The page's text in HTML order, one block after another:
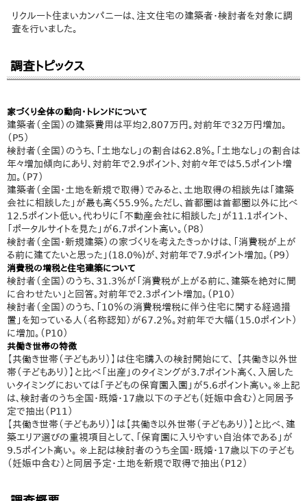
リクルート住まいカンパニーは、注文住宅の建築者・検討者を対象に調
査を行いました。
調査トピックス
家づくり全体の動向・トレンドについて
建築者（全国）の建築費用は平均2,807万円。対前年で32万円増加。
（P5）
検討者（全国）のうち、「土地なし」の割合は62.8％。「土地なし」の割合は
年々増加傾向にあり、対前年で2.9ポイント、対前々年では5.5ポイント増
加。（P7）
建築者（全国・土地を新規で取得）でみると、土地取得の相談先は「建築
会社に相談した」が最も高く55.9％。ただし、首都圏は首都圏以外に比べ
12.5ポイント低い。代わりに「不動産会社に相談した」が11.1ポイント、
「ポータルサイトを見た」が6.7ポイント高い。（P8）
検討者（全国・新規建築）の家づくりを考えたきっかけは、「消費税が上が
る前に建てたいと思った」(18.0%)が、対前年で7.9ポイント増加。（P9）
消費税の増税と住宅建築について
検討者（全国）のうち、31.3％が「消費税が上がる前に、建築を絶対に間
に合わせたい」と回答。対前年で2.3ポイント増加。（P10）
検討者（全国）のうち、「10％の消費税増税に伴う住宅に関する経過措
置」を知っている人（名称認知）が67.2％。対前年で大幅（15.0ポイント）
に増加。（P10）
共働き世帯の特徴
【共働き世帯（子どもあり）】は住宅購入の検討開始にて、 【共働き以外世
帯（子どもあり）】と比べ「出産」のタイミングが3.7ポイント高く、入居した
いタイミングにおいては「子どもの保育園入園」が5.6ポイント高い。※上記
は、検討者のうち全国・既婚・17歳以下の子ども（妊娠中含む）と同居予
定で抽出（P11）
【共働き世帯（子どもあり）】は【共働き以外世帯（子どもあり）】と比べ、建
築エリア選びの重視項目として、「保育園に入りやすい自治体である」が
9.5ポイント高い。 ※上記は検討者のうち全国・既婚・17歳以下の子ども
（妊娠中含む）と同居予定・土地を新規で取得で抽出（P12）